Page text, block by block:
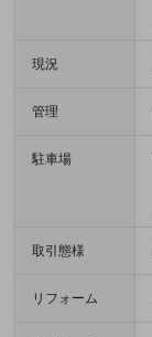
現況
管理
駐車場
取引態様
リフォーム